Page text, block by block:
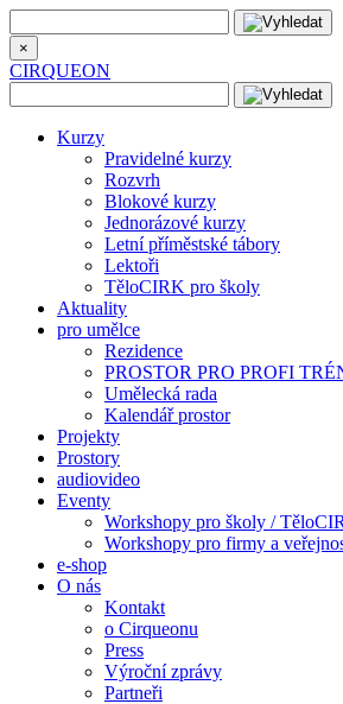
×
CIRQUEON
Kurzy
Pravidelné kurzy
Rozvrh
Blokové kurzy
Jednorázové kurzy
Letní příměstské tábory
Lektoři
TěloCIRK pro školy
Aktuality
pro umělce
Rezidence
PROSTOR PRO PROFI
Umělecká rada
Kalendář prostor
Projekty
Prostory
audiovideo
Eventy
Workshopy pro školy /
Workshopy pro firmy a
e-shop
O nás
Kontakt
o Cirqueonu
Press
Výroční zprávy
Partneři